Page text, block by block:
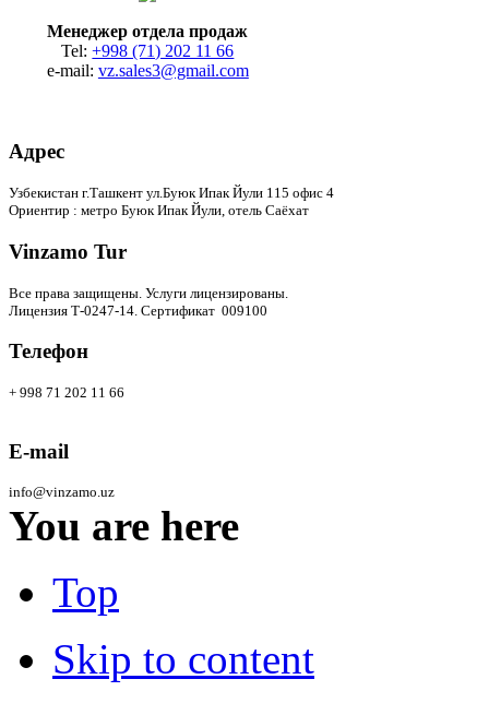
Менеджер отдела продаж
Tel:+998 (71) 202 11 66
e-mail: vz.sales3@gmail.com
Адрес
Узбекистан г.Ташкент ул.Буюк Ипак Йули 115 офис 4
Ориентир : метро Буюк Ипак Йули, отель Саёхат
Vinzamo Tur
Все права защищены. Услуги лицензированы.
Лицензия Т-0247-14. Сертификат 009100
Телефон
+ 998 71 202 11 66
E-mail
info@vinzamo.uz
You are here
Top
Skip to content